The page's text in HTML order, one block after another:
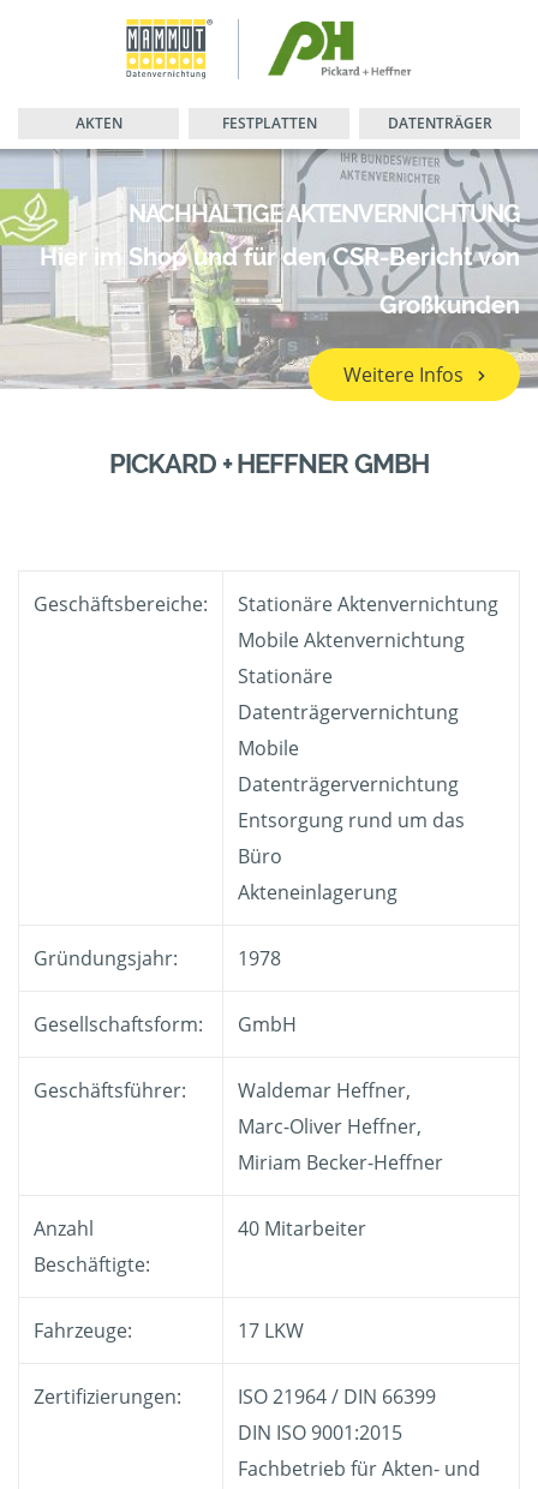
AKTEN FESTPLATTEN DATENTRÄGER
NACHHALTIGE AKTENVERNICHTUNG
Hier im Shop und für den CSR-Bericht von
Großkunden
Weitere Infos
PICKARD + HEFFNER GMBH
Geschäftsbereiche:
Stationäre Aktenvernichtung
Mobile Aktenvernichtung
Stationäre
Datenträgervernichtung
Mobile
Datenträgervernichtung
Entsorgung rund um das
Büro
Akteneinlagerung
Gründungsjahr: 1978
Gesellschaftsform: GmbH
Geschäftsführer:
Waldemar Heffner,
Marc-Oliver Heffner,
Miriam Becker-Heffner
Anzahl
Beschäftigte:
40 Mitarbeiter
Fahrzeuge: 17 LKW
Zertifizierungen:
ISO 21964 / DIN 66399
DIN ISO 9001:2015
Fachbetrieb für Akten- und